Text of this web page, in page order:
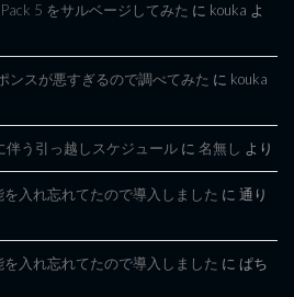
5 をサルベージしてみた に kouka よ
ンスが悪すぎるので調べてみた に kouka
伴う引っ越しスケジュール に 名無し より
入れ忘れてたので導入しました に 通り
入れ忘れてたので導入しました に ぱち